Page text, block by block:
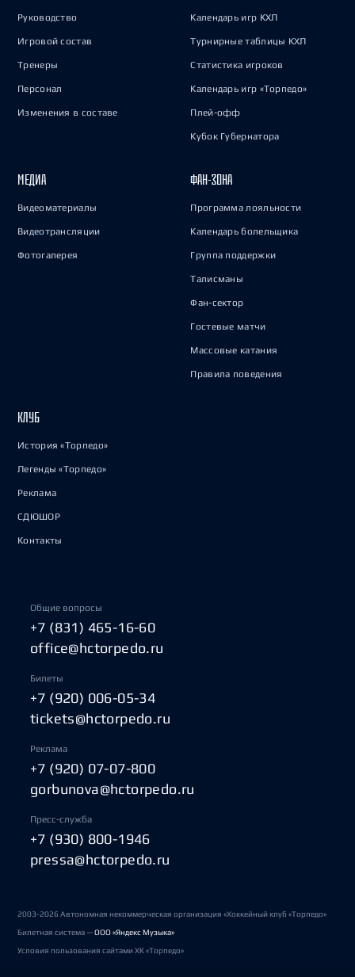
Руководство
Игровой состав
Тренеры
Персонал
Изменения в составе
Календарь игр КХЛ
Турнирные таблицы КХЛ
Статистика игроков
Календарь игр «Торпедо»
Плей-офф
Кубок Губернатора
МЕДИА
Видеоматериалы
Видеотрансляции
Фотогалерея
ФАН-ЗОНА
Программа лояльности
Календарь болельщика
Группа поддержки
Талисманы
Фан-сектор
Гостевые матчи
Массовые катания
Правила поведения
КЛУБ
История «Торпедо»
Легенды «Торпедо»
Реклама
СДЮШОР
Контакты
Общие вопросы
+7 (831) 465-16-60
office@hctorpedo.ru
Билеты
+7 (920) 006-05-34
tickets@hctorpedo.ru
Реклама
+7 (920) 07-07-800
gorbunova@hctorpedo.ru
Пресс-служба
+7 (930) 800-1946
pressa@hctorpedo.ru
2003-2026 Автономная некоммерческая организация «Хоккейный клуб «Торпедо»
Билетная система —ООО «Яндекс Музыка»
Условия пользования сайтами ХК «Торпедо»